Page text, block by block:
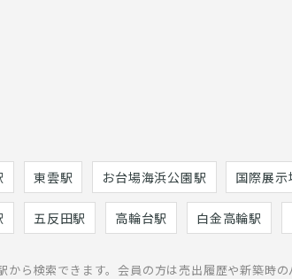
東雲駅 お台場海浜公園駅 国際展示
五反田駅 高輪台駅 白金高輪駅
ら検索できます。会員の方は売出履歴や新築時